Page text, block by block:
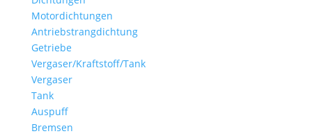
Motordichtungen
Antriebstrangdichtung
Getriebe
Vergaser/Kraftstoff/Tank
Vergaser
Tank
Auspuff
Bremsen